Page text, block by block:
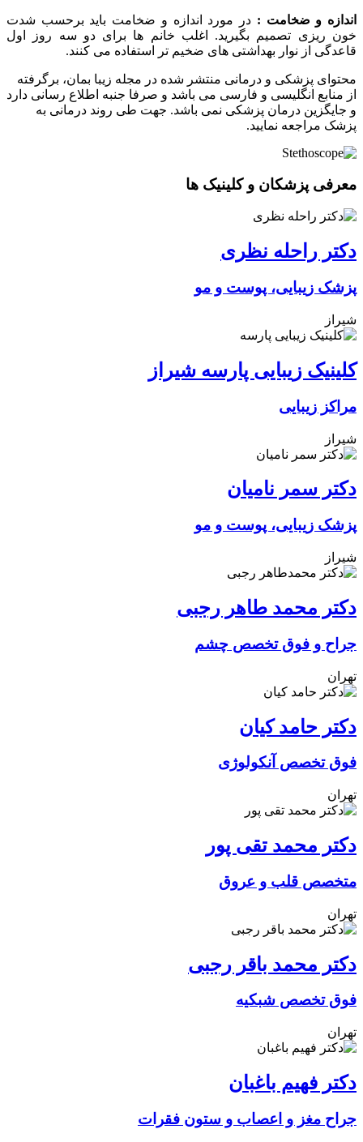
اندازه و ضخامت : در مورد اندازه و ضخامت باید برحسب شدت
خون‌ ریزی تصمیم بگیرید. اغلب خانم‌ ها برای دو سه روز اول
قاعدگی از نوار بهداشتی‌ های ضخیم‌ تر استفاده می‌ کنند.
محتوای پزشکی و درمانی منتشر شده در مجله زیبا بمان، برگرفته
از منابع انگلیسی و فارسی می باشد و صرفا جنبه اطلاع رسانی دارد
و جایگزین درمان پزشکی نمی باشد. جهت طی روند درمانی به
پزشک مراجعه نمایید.
معرفی پزشکان و کلینیک ها
دکتر راحله نظری
پزشک زیبایی، پوست و مو
شیراز
کلینیک زیبایی پارسه شیراز
مراکز زیبایی
شیراز
دکتر سمر نامیان
پزشک زیبایی، پوست و مو
شیراز
دکتر محمد طاهر رجبی
جراح و فوق تخصص چشم
تهران
دکتر حامد کیان
فوق تخصص آنکولوژی
تهران
دکتر محمد تقی پور
متخصص قلب و عروق
تهران
دکتر محمد باقر رجبی
فوق تخصص شبکیه
تهران
دکتر فهیم باغبان
جراح مغز و اعصاب و ستون فقرات